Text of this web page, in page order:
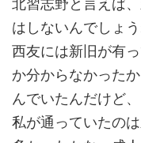
はしないんでしょう
西友には新旧が有
か分からなかった
んでいたんだけど
私が通っていたの